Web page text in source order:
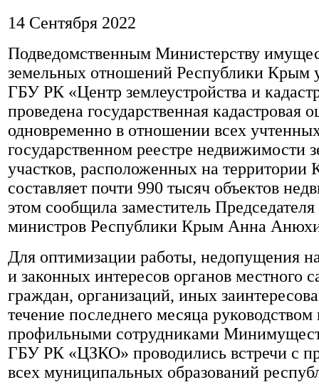
14 Сентября 2022
Подведомственным Министерству
земельных отношений Республики Крым
ГБУ РК «Центр землеустройства и
проведена государственная кадастровая
одновременно в отношении всех
государственном реестре недвижимости
участков, расположенных на территории
составляет почти 990 тысяч объектов
этом сообщила заместитель
министров Республики Крым Анна
Для оптимизации работы, недопущения
и законных интересов органов местного
граждан, организаций, иных
течение последнего месяца руководством
профильными сотрудниками
ГБУ РК «ЦЗКО» проводились встречи с
всех муниципальных образований